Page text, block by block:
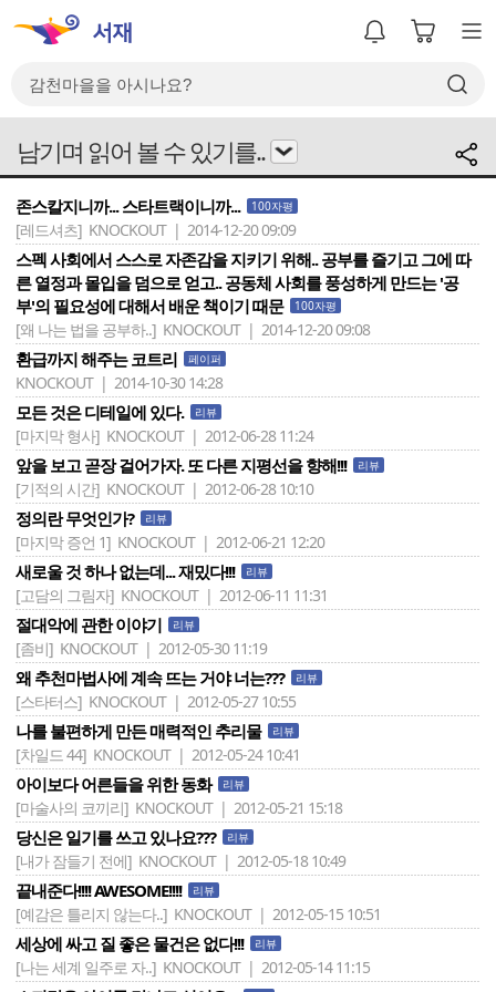
남기며 읽어 볼 수 있기를..
존스칼지니까... 스타트랙이니까... 100자평
[레드셔츠] KNOCKOUT | 2014-12-20 09:09
스펙 사회에서 스스로 자존감을 지키기 위해.. 공부를 즐기고 그에 따
른 열정과 몰입을 덤으로 얻고.. 공동체 사회를 풍성하게 만드는 '공
부'의 필요성에 대해서 배운 책이기 때문
100자평
[왜 나는 법을 공부하..] KNOCKOUT | 2014-12-20 09:08
환급까지 해주는 코트리 페이퍼
KNOCKOUT | 2014-10-30 14:28
모든 것은 디테일에 있다. 리뷰
[마지막 형사] KNOCKOUT | 2012-06-28 11:24
앞을 보고 곧장 걸어가자. 또 다른 지평선을 향해!!! 리뷰
[기적의 시간] KNOCKOUT | 2012-06-28 10:10
정의란 무엇인가? 리뷰
[마지막 증언 1] KNOCKOUT | 2012-06-21 12:20
새로울 것 하나 없는데... 재밌다!!! 리뷰
[고담의 그림자] KNOCKOUT | 2012-06-11 11:31
절대악에 관한 이야기 리뷰
[좀비] KNOCKOUT | 2012-05-30 11:19
왜 추천마법사에 계속 뜨는 거야 너는??? 리뷰
[스타터스] KNOCKOUT | 2012-05-27 10:55
나를 불편하게 만든 매력적인 추리물 리뷰
[차일드 44] KNOCKOUT | 2012-05-24 10:41
아이보다 어른들을 위한 동화 리뷰
[마술사의 코끼리] KNOCKOUT | 2012-05-21 15:18
당신은 일기를 쓰고 있나요??? 리뷰
[내가 잠들기 전에] KNOCKOUT | 2012-05-18 10:49
끝내준다!!!! AWESOME!!!! 리뷰
[예감은 틀리지 않는다..] KNOCKOUT | 2012-05-15 10:51
세상에 싸고 질 좋은 물건은 없다!!! 리뷰
[나는 세계 일주로 자..] KNOCKOUT | 2012-05-14 11:15